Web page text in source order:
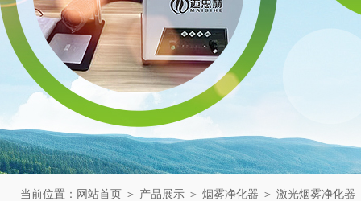
当前位置： 网站首页 ＞ 产品展示 ＞ 烟雾净化器 ＞ 激光烟雾净化器